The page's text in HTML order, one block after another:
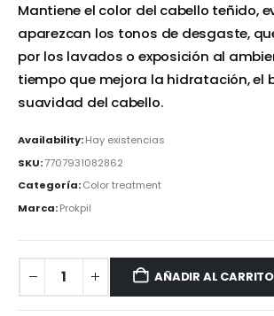
Mantiene el color del cabello teñido,
aparezcan los tonos de desgaste,
por los lavados o exposición al
tiempo que mejora la hidratación, el
suavidad del cabello.
Availability:Hay existencias
SKU:7707931082862
Categoría:Color treatment
Marca:Prokpil
AÑADIR AL CARRITO